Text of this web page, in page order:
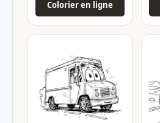
Colorier en ligne